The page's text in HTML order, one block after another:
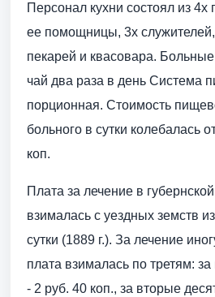
Персонал кухни состоял из 4х
ее помощницы, 3х
пекарей и квасовара.
чай два раза в день Система
порционная. Стоимость
больного в сутки колебалась
коп.
Плата за лечение в
взималась с уездных земств
сутки (1889 г.). За лечение
плата взималась по третям:
- 2 руб. 40 коп., за вторые